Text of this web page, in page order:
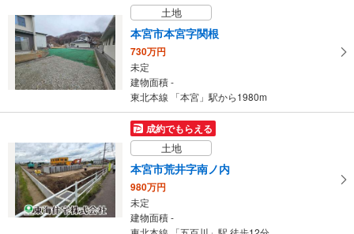
土地
本宮市本宮字関根
730万円
未定
建物面積 -
東北本線 「本宮」駅から1980m
成約でもらえる
土地
本宮市荒井字南ノ内
980万円
未定
建物面積 -